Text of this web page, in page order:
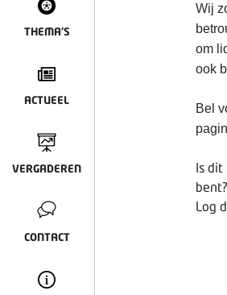
THEMA'S
ACTUEEL
VERGADEREN
CONTACT
Wij
om
ook
Bel
Is dit
bent?
Log